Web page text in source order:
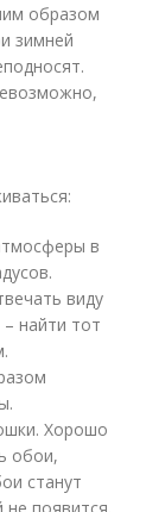
образом
зимней
в
виду
найти тот
Хорошо
обои,
станут
появится.